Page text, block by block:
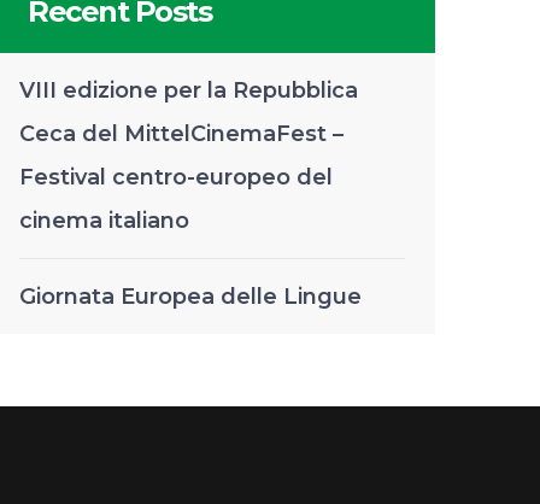
Recent Posts
VIII edizione per la Repubblica
Ceca del MittelCinemaFest –
Festival centro-europeo del
cinema italiano
Giornata Europea delle Lingue